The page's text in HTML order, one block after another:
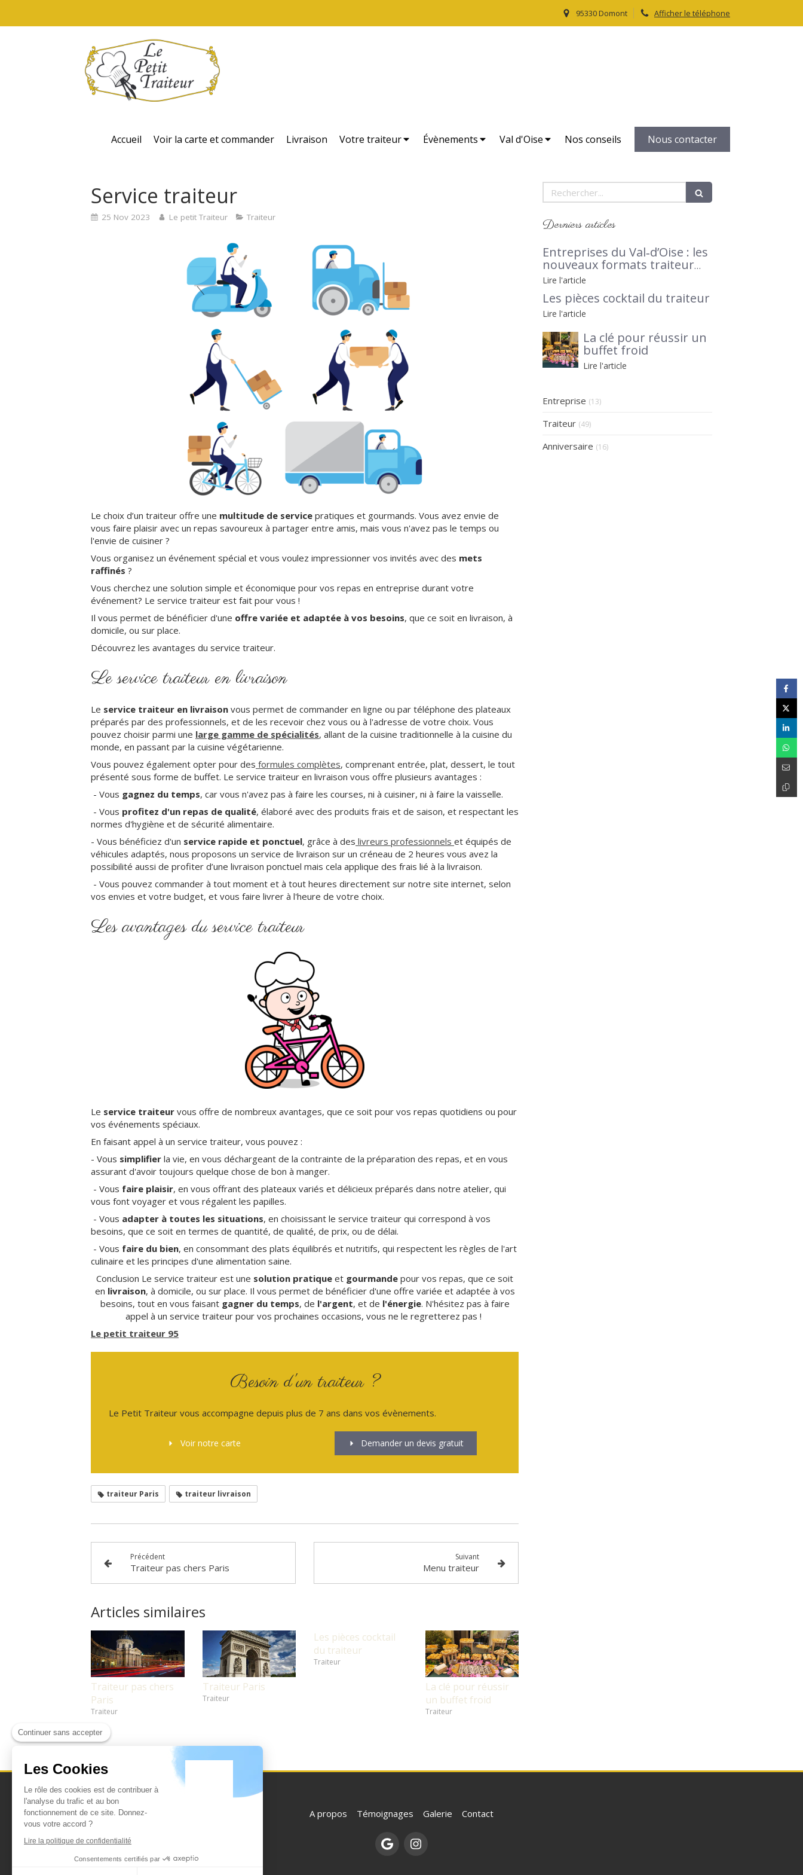
Afficher le téléphone
95330 Domont
Accueil Voir la carte et commander Livraison Votre traiteur Évènements Val d'Oise Nos conseils Nous contacter
Service traiteur
25 Nov 2023 Le petit Traiteur Traiteur
Le choix d’un traiteur offre une multitude de service pratiques et gourmands. Vous avez envie de
vous faire plaisir avec un repas savoureux à partager entre amis, mais vous n'avez pas le temps ou
l'envie de cuisiner ?
Vous organisez un événement spécial et vous voulez impressionner vos invités avec des mets
raffinés ?
Vous cherchez une solution simple et économique pour vos repas en entreprise durant votre
événement? Le service traiteur est fait pour vous !
Il vous permet de bénéficier d'une offre variée et adaptée à vos besoins, que ce soit en livraison, à
domicile, ou sur place.
Découvrez les avantages du service traiteur.
Le service traiteur en livraison
Le service traiteur en livraison vous permet de commander en ligne ou par téléphone des plateaux
préparés par des professionnels, et de les recevoir chez vous ou à l'adresse de votre choix. Vous
pouvez choisir parmi une large gamme de spécialités, allant de la cuisine traditionnelle à la cuisine du
monde, en passant par la cuisine végétarienne.
Vous pouvez également opter pour des formules complètes, comprenant entrée, plat, dessert, le tout
présenté sous forme de buffet. Le service traiteur en livraison vous offre plusieurs avantages :
- Vous gagnez du temps, car vous n'avez pas à faire les courses, ni à cuisiner, ni à faire la vaisselle.
- Vous profitez d'un repas de qualité, élaboré avec des produits frais et de saison, et respectant les
normes d'hygiène et de sécurité alimentaire.
- Vous bénéficiez d'un service rapide et ponctuel, grâce à des livreurs professionnels et équipés de
véhicules adaptés, nous proposons un service de livraison sur un créneau de 2 heures vous avez la
possibilité aussi de profiter d’une livraison ponctuel mais cela applique des frais lié à la livraison.
- Vous pouvez commander à tout moment et à tout heures directement sur notre site internet, selon
vos envies et votre budget, et vous faire livrer à l'heure de votre choix.
Les avantages du service traiteur
Le service traiteur vous offre de nombreux avantages, que ce soit pour vos repas quotidiens ou pour
vos événements spéciaux.
En faisant appel à un service traiteur, vous pouvez :
- Vous simplifier la vie, en vous déchargeant de la contrainte de la préparation des repas, et en vous
assurant d'avoir toujours quelque chose de bon à manger.
- Vous faire plaisir, en vous offrant des plateaux variés et délicieux préparés dans notre atelier, qui
vous font voyager et vous régalent les papilles.
- Vous adapter à toutes les situations, en choisissant le service traiteur qui correspond à vos
besoins, que ce soit en termes de quantité, de qualité, de prix, ou de délai.
- Vous faire du bien, en consommant des plats équilibrés et nutritifs, qui respectent les règles de l'art
culinaire et les principes d'une alimentation saine.
Conclusion Le service traiteur est une solution pratique et gourmande pour vos repas, que ce soit
en livraison, à domicile, ou sur place. Il vous permet de bénéficier d'une offre variée et adaptée à vos
besoins, tout en vous faisant gagner du temps, de l'argent, et de l'énergie. N'hésitez pas à faire
appel à un service traiteur pour vos prochaines occasions, vous ne le regretterez pas !
Le petit traiteur 95
Besoin d'un traiteur ?
Le Petit Traiteur vous accompagne depuis plus de 7 ans dans vos évènements.
Voir notre carte Demander un devis gratuit
traiteur Paris traiteur livraison
Précédent
Traiteur pas chers Paris
Suivant
Menu traiteur
Articles similaires
Traiteur pas chers
Paris
Traiteur
Traiteur Paris
Traiteur
Les pièces cocktail
du traiteur
Traiteur
La clé pour réussir
un buffet froid
Traiteur
Rechercher
Derniers articles
Entreprises du Val‑d’Oise : les
nouveaux formats traiteur
pour séminaires et
afterworks, avec Le Petit
Traiteur 95 en lumière
Lire l'article
Les pièces cocktail du traiteur
Lire l'article
La clé pour réussir un
buffet froid
Lire l'article
Entreprise (13)
Traiteur (49)
Anniversaire (16)
A propos Témoignages Galerie Contact
Continuer sans accepter
Les Cookies
Le rôle des cookies est de contribuer à
l'analyse du trafic et au bon
fonctionnement de ce site. Donnez-
vous votre accord ?
Lire la politique de confidentialité
Consentements certifiés par